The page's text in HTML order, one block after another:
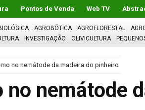
Pontos de Venda Web TV
AGROBÓTICA AGROFLORESTAL
INVESTIGAÇÃO OLIVICULTURA
no nemátode da madeira do pinheiro
nemátode